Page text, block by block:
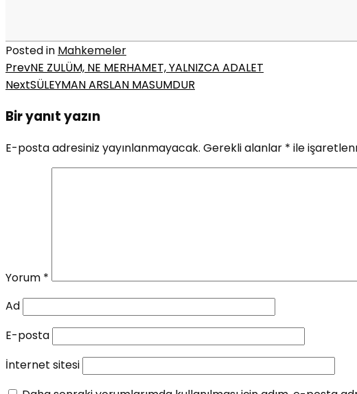
Posted in Mahkemeler
PrevNE ZULÜM, NE MERHAMET, YALNIZCA ADALET
NextSÜLEYMAN ARSLAN MASUMDUR
Bir yanıt yazın
E-posta adresiniz yayınlanmayacak. Gerekli alanlar * ile
Yorum *
Ad
E-posta
İnternet sitesi